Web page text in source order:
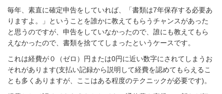
毎年、素直に確定申告をしていれば、「書類は7年保存する必要あ
りますよ。」ということを誰かに教えてもらうチャンスがあった
と思うのですが、申告をしていなかったので、誰にも教えてもら
えなかったので、書類を捨ててしまったというケースです。
これは経費が０（ゼロ）円または0円に近い数字にされてしまうお
それがあります(支払い記録から説明して経費を認めてもらえるこ
とも多くありますが、ここはある程度のテクニックが必要です)。